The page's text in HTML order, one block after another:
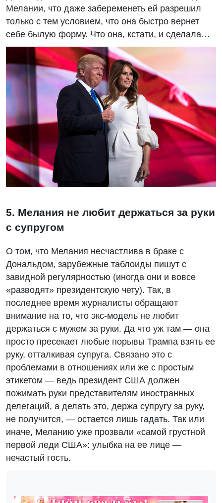
Мелании, что даже забеременеть ей разрешил
только с тем условием, что она быстро вернет
себе былую форму. Что она, кстати, и сделала…
5. Мелания не любит держаться за руки
с супругом
О том, что Мелания несчастлива в браке с
Дональдом, зарубежные таблоиды пишут с
завидной регулярностью (иногда они и вовсе
«разводят» президентскую чету). Так, в
последнее время журналисты обращают
внимание на то, что экс-модель не любит
держаться с мужем за руки. Да что уж там — она
просто пресекает любые порывы Трампа взять ее
руку, отталкивая супруга. Связано это с
проблемами в отношениях или же с простым
этикетом — ведь президент США должен
пожимать руки представителям иностранных
делегаций, а делать это, держа супругу за руку,
не получится, — остается лишь гадать. Так или
иначе, Меланию уже прозвали «самой грустной
первой леди США»: улыбка на ее лице —
нечастый гость.